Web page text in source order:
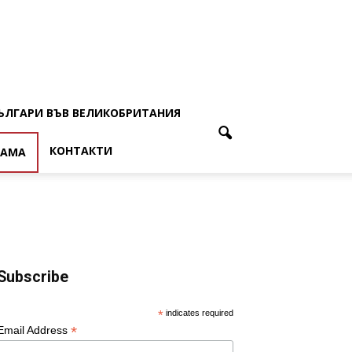
ВЪВ ВЕЛИКОБРИТАНИЯ
КОНТАКТИ
* indicates required
Address *